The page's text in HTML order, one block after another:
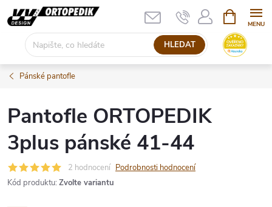
Přejít
na
HLEDAT
NÁKUPNÍ
KOŠÍK
Pánské pantofle
Pantofle ORTOPEDIK
3plus pánské 41-44
2 hodnocení Podrobnosti hodnocení
Kód produktu: Zvolte variantu